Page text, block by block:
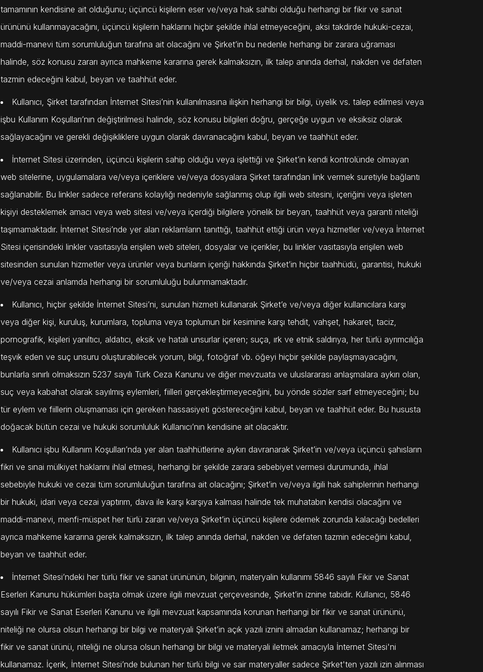
tamamının kendisine ait olduğunu; üçüncü kişilerin eser ve/veya hak sahibi olduğu herhangi bir fikir ve sanat
ürününü kullanmayacağını, üçüncü kişilerin haklarını hiçbir şekilde ihlal etmeyeceğini, aksi takdirde hukuki-cezai,
maddi-manevi tüm sorumluluğun tarafına ait olacağını ve Şirket’in bu nedenle herhangi bir zarara uğraması
halinde, söz konusu zararı ayrıca mahkeme kararına gerek kalmaksızın, ilk talep anında derhal, nakden ve defaten
tazmin edeceğini kabul, beyan ve taahhüt eder.
Kullanıcı, Şirket tarafından İnternet Sitesi’nin kullanılmasına ilişkin herhangi bir bilgi, üyelik vs. talep edilmesi veya
işbu Kullanım Koşulları’nın değiştirilmesi halinde, söz konusu bilgileri doğru, gerçeğe uygun ve eksiksiz olarak
sağlayacağını ve gerekli değişikliklere uygun olarak davranacağını kabul, beyan ve taahhüt eder.
İnternet Sitesi üzerinden, üçüncü kişilerin sahip olduğu veya işlettiği ve Şirket’in kendi kontrolünde olmayan
web sitelerine, uygulamalara ve/veya içeriklere ve/veya dosyalara Şirket tarafından link vermek suretiyle bağlantı
sağlanabilir. Bu linkler sadece referans kolaylığı nedeniyle sağlanmış olup ilgili web sitesini, içeriğini veya işleten
kişiyi desteklemek amacı veya web sitesi ve/veya içerdiği bilgilere yönelik bir beyan, taahhüt veya garanti niteliği
taşımamaktadır. İnternet Sitesi’nde yer alan reklamların tanıttığı, taahhüt ettiği ürün veya hizmetler ve/veya İnternet
Sitesi içerisindeki linkler vasıtasıyla erişilen web siteleri, dosyalar ve içerikler, bu linkler vasıtasıyla erişilen web
sitesinden sunulan hizmetler veya ürünler veya bunların içeriği hakkında Şirket’in hiçbir taahhüdü, garantisi, hukuki
ve/veya cezai anlamda herhangi bir sorumluluğu bulunmamaktadır.
Kullanıcı, hiçbir şekilde İnternet Sitesi’ni, sunulan hizmeti kullanarak Şirket’e ve/veya diğer kullanıcılara karşı
veya diğer kişi, kuruluş, kurumlara, topluma veya toplumun bir kesimine karşı tehdit, vahşet, hakaret, taciz,
pornografik, kişileri yanıltıcı, aldatıcı, eksik ve hatalı unsurlar içeren; suça, ırk ve etnik saldırıya, her türlü ayrımcılığa
teşvik eden ve suç unsuru oluşturabilecek yorum, bilgi, fotoğraf vb. öğeyi hiçbir şekilde paylaşmayacağını,
bunlarla sınırlı olmaksızın 5237 sayılı Türk Ceza Kanunu ve diğer mevzuata ve uluslararası anlaşmalara aykırı olan,
suç veya kabahat olarak sayılmış eylemleri, fiilleri gerçekleştirmeyeceğini, bu yönde sözler sarf etmeyeceğini; bu
tür eylem ve fiillerin oluşmaması için gereken hassasiyeti göstereceğini kabul, beyan ve taahhüt eder. Bu hususta
doğacak bütün cezai ve hukuki sorumluluk Kullanıcı’nın kendisine ait olacaktır.
Kullanıcı işbu Kullanım Koşulları’nda yer alan taahhütlerine aykırı davranarak Şirket’in ve/veya üçüncü şahısların
fikri ve sınai mülkiyet haklarını ihlal etmesi, herhangi bir şekilde zarara sebebiyet vermesi durumunda, ihlal
sebebiyle hukuki ve cezai tüm sorumluluğun tarafına ait olacağını; Şirket’in ve/veya ilgili hak sahiplerinin herhangi
bir hukuki, idari veya cezai yaptırım, dava ile karşı karşıya kalması halinde tek muhatabın kendisi olacağını ve
maddi-manevi, menfi-müspet her türlü zararı ve/veya Şirket’in üçüncü kişilere ödemek zorunda kalacağı bedelleri
ayrıca mahkeme kararına gerek kalmaksızın, ilk talep anında derhal, nakden ve defaten tazmin edeceğini kabul,
beyan ve taahhüt eder.
İnternet Sitesi’ndeki her türlü fikir ve sanat ürününün, bilginin, materyalin kullanımı 5846 sayılı Fikir ve Sanat
Eserleri Kanunu hükümleri başta olmak üzere ilgili mevzuat çerçevesinde, Şirket’in iznine tabidir. Kullanıcı, 5846
sayılı Fikir ve Sanat Eserleri Kanunu ve ilgili mevzuat kapsamında korunan herhangi bir fikir ve sanat ürününü,
niteliği ne olursa olsun herhangi bir bilgi ve materyali Şirket’in açık yazılı iznini almadan kullanamaz; herhangi bir
fikir ve sanat ürünü, niteliği ne olursa olsun herhangi bir bilgi ve materyali iletmek amacıyla İnternet Sitesi'ni
kullanamaz. İçerik, İnternet Sitesi’nde bulunan her türlü bilgi ve sair materyaller sadece Şirket'ten yazılı izin alınması